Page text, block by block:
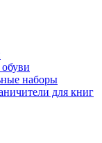
наборы
для книг